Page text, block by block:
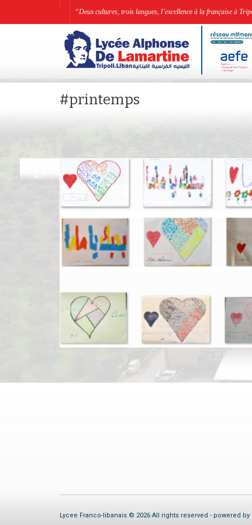
“Deux cultures, trois langues, l’excellence à la française à
#printemps
21
Lycee Franco-libanais © 2026 All rights reserved - powered by